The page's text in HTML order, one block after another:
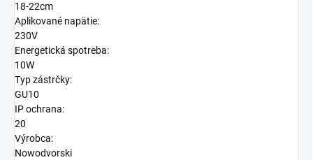
18-22cm
Aplikované napätie:
230V
Energetická spotreba:
10W
Typ zástrčky:
GU10
IP ochrana:
20
Výrobca:
Nowodvorski